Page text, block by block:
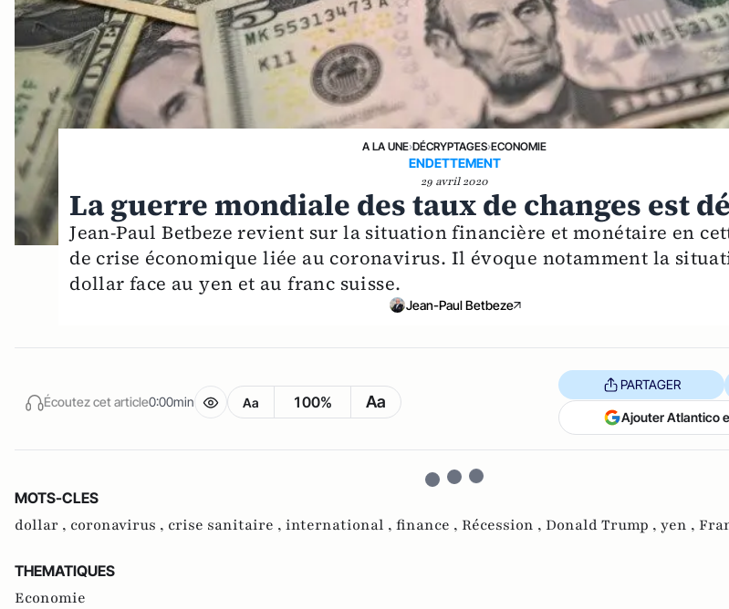
A LA UNE›DÉCRYPTAGES›ECONOMIE
ENDETTEMENT
29 avril 2020
La guerre mondiale des taux de changes est
Jean-Paul Betbeze revient sur la situation financière et monétaire en
de crise économique liée au coronavirus. Il évoque notamment la
dollar face au yen et au franc suisse.
Jean-Paul Betbeze
Écoutez cet article0:00min Aa 100% Aa
PARTAGER
Ajouter Atlantico
MOTS-CLES
dollar , coronavirus , crise sanitaire , international , finance , Récession , Donald Trump , yen ,
THEMATIQUES
Economie